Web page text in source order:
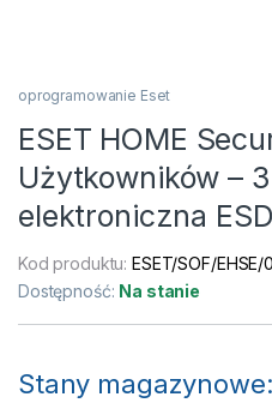
oprogramowanie Eset
ESET HOME
Użytkowników –
elektroniczna ESD
Kod produktu:ESET/SOF/
Dostępność: Na stanie
Stany magazynowe: